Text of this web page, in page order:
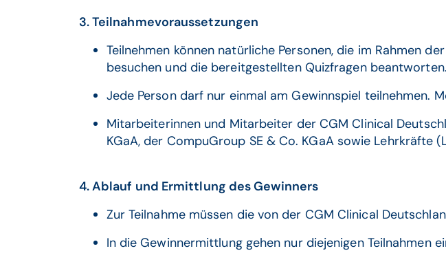
3. Teilnahmevoraussetzungen
Teilnehmen können natürliche Personen, die im Rahmen
besuchen und die bereitgestellten Quizfragen beantworten.
Jede Person darf nur einmal am Gewinnspiel teilnehmen.
Mitarbeiterinnen und Mitarbeiter der CGM Clinical
KGaA, der CompuGroup SE & Co. KGaA sowie Lehrkräfte
4. Ablauf und Ermittlung des Gewinners
Zur Teilnahme müssen die von der CGM Clinical
In die Gewinnermittlung gehen nur diejenigen Teilnahmen